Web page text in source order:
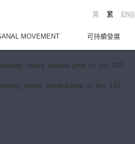
on line 137
on line 137
ENG
繁
简
MOVEMENT 可持續發展